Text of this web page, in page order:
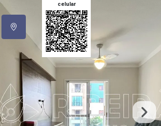
celular